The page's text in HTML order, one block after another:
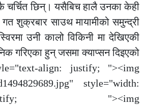
चर्चित छिन्। यसैबिच हालै उनका केही
शुक्रबार साउथ मायामीको समुन्द्री
उनी कालो विकिनी मा देखिएकी
गरिएका हुन् जसमा क्याप्सन दिइएको
align: justify; "><img
style="width:
"><img